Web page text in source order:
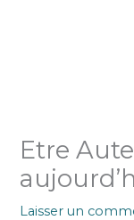
Etre
Laisser un